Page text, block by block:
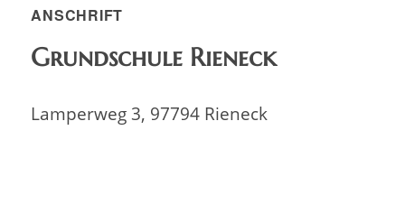
ANSCHRIFT
Grundschule Rieneck
Lamperweg 3, 97794 Rieneck